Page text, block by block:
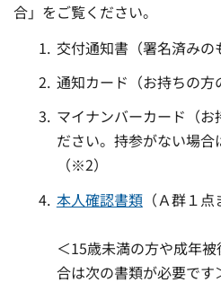
合」をご覧ください。
交付通知書（署名済みの
通知カード（お持ちの方
マイナンバーカード（お
ださい。持参がない場合
（※2）
本人確認書類（Ａ群１点
＜15歳未満の方や成年
合は次の書類が必要です